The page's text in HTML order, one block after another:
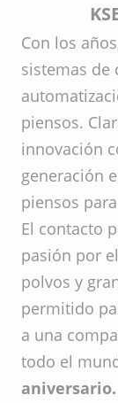
Con los
sistemas de
piensos.
innovación
generación
piensos
El contacto
pasión por
polvos y
permitido
a una
todo el
aniversario.